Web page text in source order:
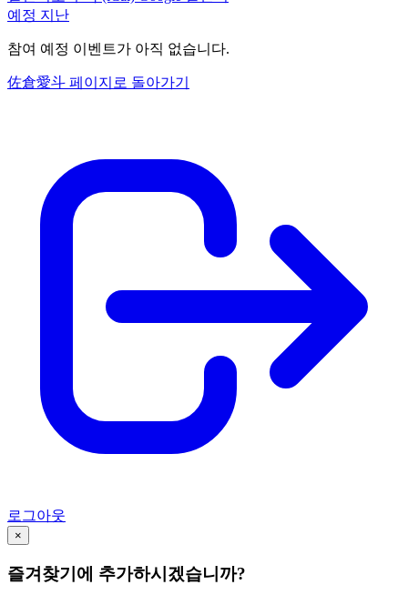
예정 지난
참여 예정 이벤트가 아직 없습니다.
佐倉愛斗 페이지로 돌아가기
로그아웃
×
즐겨찾기에 추가하시겠습니까?